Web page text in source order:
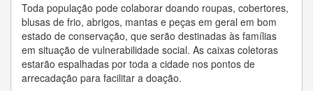
Toda população pode colaborar doando roupas, cobertores,
blusas de frio, abrigos, mantas e peças em geral em bom
estado de conservação, que serão destinadas às famílias
em situação de vulnerabilidade social. As caixas coletoras
estarão espalhadas por toda a cidade nos pontos de
arrecadação para facilitar a doação.